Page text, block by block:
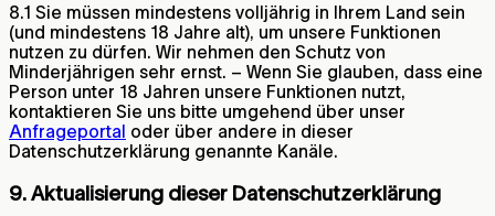
8.1 Sie müssen mindestens volljährig in Ihrem Land sein
(und mindestens 18 Jahre alt), um unsere Funktionen
nutzen zu dürfen. Wir nehmen den Schutz von
Minderjährigen sehr ernst. – Wenn Sie glauben, dass eine
Person unter 18 Jahren unsere Funktionen nutzt,
kontaktieren Sie uns bitte umgehend über unser
Anfrageportal oder über andere in dieser
Datenschutzerklärung genannte Kanäle.
9. Aktualisierung dieser Datenschutzerklärung